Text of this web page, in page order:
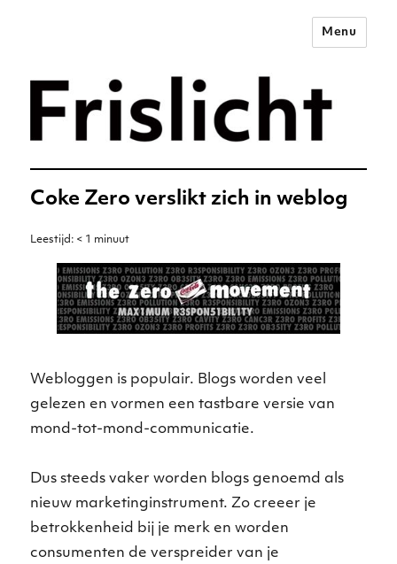
Merkstrategie voor het
digitale tijdperk –
Frislicht
Menu
Coke Zero verslikt zich in weblog
Leestijd: < 1 minuut
Webloggen is populair. Blogs worden veel
gelezen en vormen een tastbare versie van
mond-tot-mond-communicatie.
Dus steeds vaker worden blogs genoemd als
nieuw marketinginstrument. Zo creeer je
betrokkenheid bij je merk en worden
consumenten de verspreider van je